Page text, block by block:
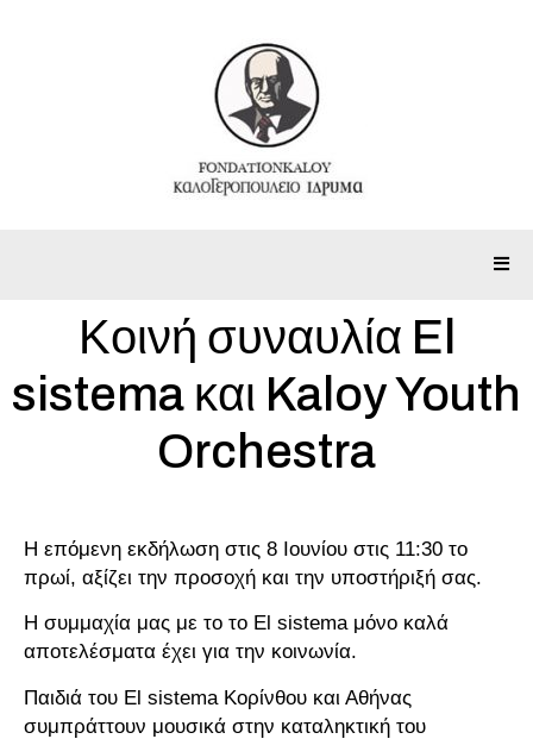
Κοινή συναυλία El
sistema και Kaloy Youth
Orchestra
Η επόμενη εκδήλωση στις 8 Ιουνίου στις 11:30 το
πρωί, αξίζει την προσοχή και την υποστήριξή σας.
Η συμμαχία μας με το το El sistema μόνο καλά
αποτελέσματα έχει για την κοινωνία.
Παιδιά του El sistema Κορίνθου και Αθήνας
συμπράττουν μουσικά στην καταληκτική του